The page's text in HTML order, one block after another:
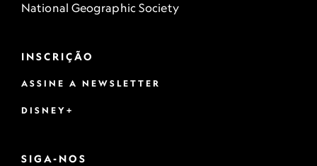
National Geographic Society
INSCRIÇÃO
ASSINE A NEWSLETTER
DISNEY+
SIGA-NOS